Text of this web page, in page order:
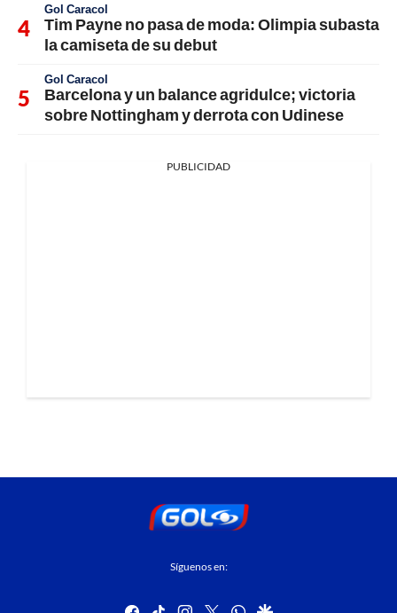
Gol Caracol
Tim Payne no pasa de moda: Olimpia subasta
la camiseta de su debut
Gol Caracol
Barcelona y un balance agridulce; victoria
sobre Nottingham y derrota con Udinese
PUBLICIDAD
Síguenos en:
facebook
tiktok instagram
twitterwhatsapp
google